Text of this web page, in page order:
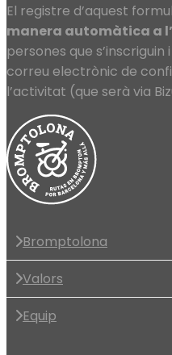
El registre d’aquest
manera automàtica a
persones que
correu electrònic de
l’activitat (que serà via
Bromptolona
Valors
Equip